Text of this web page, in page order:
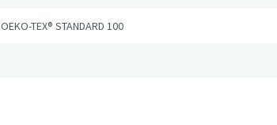
OEKO-TEX® STANDARD 100